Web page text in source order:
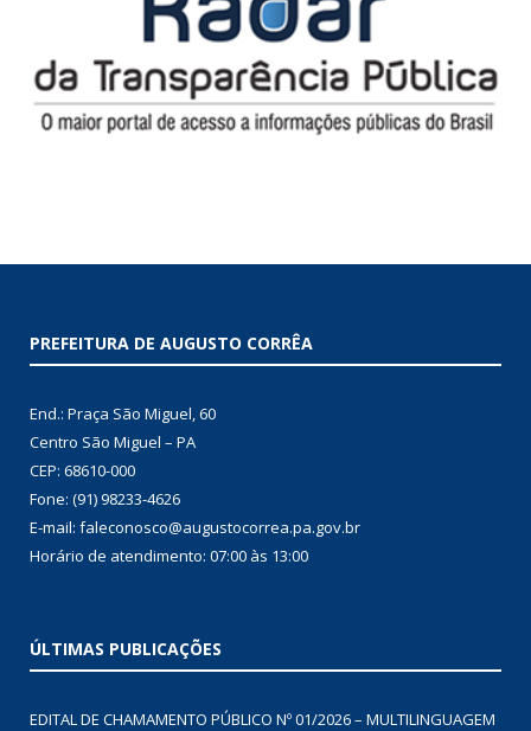
PREFEITURA DE AUGUSTO CORRÊA
End.: Praça São Miguel, 60
Centro São Miguel – PA
CEP: 68610-000
Fone: (91) 98233-4626
E-mail: faleconosco@augustocorrea.pa.gov.br
Horário de atendimento: 07:00 às 13:00
ÚLTIMAS PUBLICAÇÕES
EDITAL DE CHAMAMENTO PÚBLICO Nº 01/2026 – MULTILINGUAGEM